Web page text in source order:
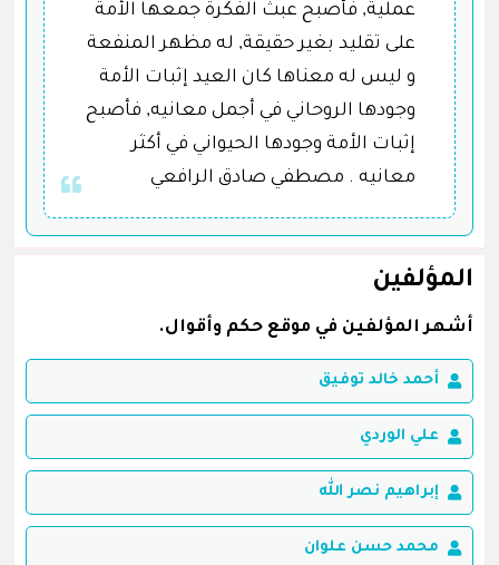
عملية, فأصبح عبث الفكرة جمعها الأمة
على تقليد بغير حقيقة, له مظهر المنفعة
و ليس له معناها كان العيد إثبات الأمة
وجودها الروحاني في أجمل معانيه, فأصبح
إثبات الأمة وجودها الحيواني في أكثر
معانيه . مصطفي صادق الرافعي
المؤلفين
أشهر المؤلفين في موقع حكم وأقوال.
أحمد خالد توفيق
علي الوردي
إبراهيم نصر الله
محمد حسن علوان